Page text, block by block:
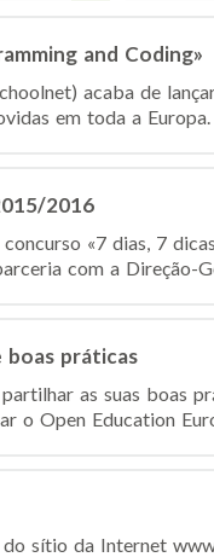
and Coding»
acaba de
em toda a
2016
«7 dias, 7
com a Direção-
boas práticas
as suas boas
o Open Education
sítio da Internet